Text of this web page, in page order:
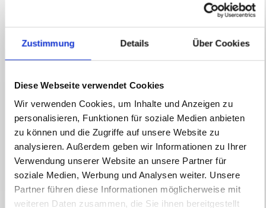
Zustimmung Details Über Cookies
Diese Webseite verwendet Cookies
Wir verwenden Cookies, um Inhalte und Anzeigen zu
personalisieren, Funktionen für soziale Medien anbieten
zu können und die Zugriffe auf unsere Website zu
analysieren. Außerdem geben wir Informationen zu Ihrer
Verwendung unserer Website an unsere Partner für
soziale Medien, Werbung und Analysen weiter. Unsere
Partner führen diese Informationen möglicherweise mit
weiteren Daten zusammen, die Sie ihnen bereitgestellt
verwendete Betriebssystem, (3) die Internetseite, von
Internetseite gelangt (sogenannte Referrer), (4) die
Unterwebseiten, welche über ein zugreifendes System
Adresse), (7) der Internet-Service-Provider des
zugreifenden Systems und (8) sonstige ähnliche Daten
und Informationen, die der Gefahrenabwehr im Falle
von Angriffen auf unsere informationstechnologischen
Systeme dienen.
Bei der Nutzung dieser allgemeinen Daten und
Informationen zieht die Catrina Media Ina Fiedler keine
Rückschlüsse auf die betroffene Person. Diese
Informationen werden vielmehr benötigt, um (1) die
Inhalte unserer Internetseite korrekt auszuliefern, (2)